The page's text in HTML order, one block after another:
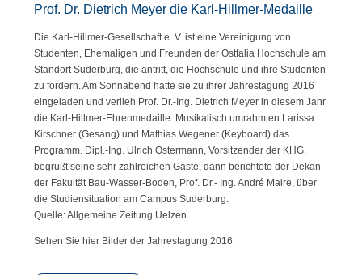
Prof. Dr. Dietrich Meyer die Karl-Hillmer-Medaille
Die Karl-Hillmer-Gesellschaft e. V. ist eine Vereinigung von
Studenten, Ehemaligen und Freunden der Ostfalia Hochschule am
Standort Suderburg, die antritt, die Hochschule und ihre Studenten
zu fördern. Am Sonnabend hatte sie zu ihrer Jahrestagung 2016
eingeladen und verlieh Prof. Dr.-Ing. Dietrich Meyer in diesem Jahr
die Karl-Hillmer-Ehrenmedaille. Musikalisch umrahmten Larissa
Kirschner (Gesang) und Mathias Wegener (Keyboard) das
Programm. Dipl.-Ing. Ulrich Ostermann, Vorsitzender der KHG,
begrüßt seine sehr zahlreichen Gäste, dann berichtete der Dekan
der Fakultät Bau-Wasser-Boden, Prof. Dr.- Ing. André Maire, über
die Studiensituation am Campus Suderburg.
Quelle: Allgemeine Zeitung Uelzen
Sehen Sie hier Bilder der Jahrestagung 2016